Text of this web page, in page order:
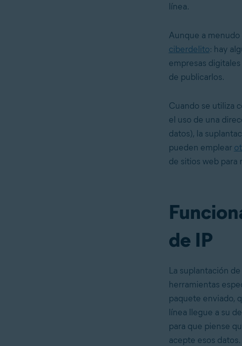
línea.
Aunque a menudo
ciberdelito: hay
empresas
de publicarlos.
Cuando se utiliza
el uso de una
datos), la
pueden emplear
de sitios web para
de IP
La suplantación
herramientas
paquete enviado,
línea llegue a su
para que piense
acepte esos datos.